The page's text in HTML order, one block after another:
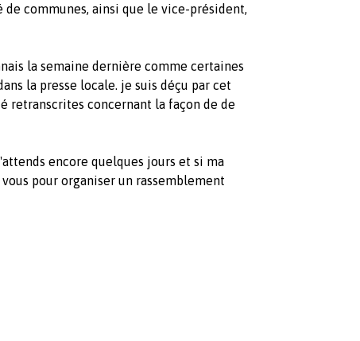
communes, ainsi que le vice-président,
la semaine dernière comme certaines
la presse locale. je suis déçu par cet
retranscrites concernant la façon de de
encore quelques jours et si ma
pour organiser un rassemblement